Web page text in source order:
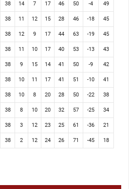
38 14 7 17 46 50 -4 49
38 11 12 15 28 46 -18 45
38 12 9 17 44 63 -19 45
38 11 10 17 40 53 -13 43
38 9 15 14 41 50 -9 42
38 10 11 17 41 51 -10 41
38 10 8 20 28 50 -22 38
38 8 10 20 32 57 -25 34
38 3 12 23 25 61 -36 21
38 2 12 24 26 71 -45 18